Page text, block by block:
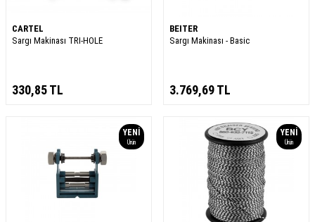
CARTEL
Sargı Makinası TRI-HOLE
330,85TL
BEITER
Sargı Makinası - Basic
3.769,69TL
YENI
Ürün
YENI
Ürün